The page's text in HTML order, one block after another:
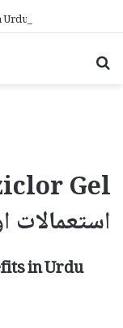
استعمالات
in Urdu